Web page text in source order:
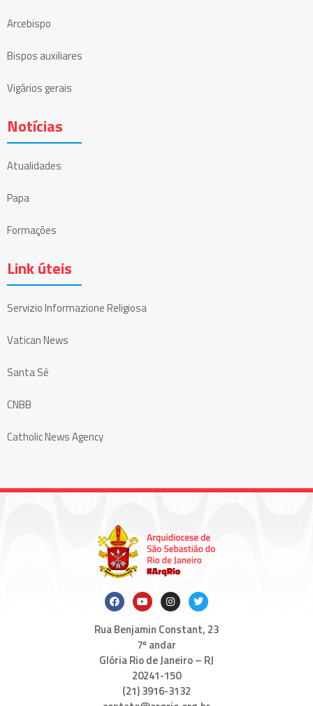
Arcebispo
Bispos auxiliares
Vigários gerais
Notícias
Atualidades
Papa
Formações
Link úteis
Servizio Informazione Religiosa
Vatican News
Santa Sé
CNBB
Catholic News Agency
Rua Benjamin Constant, 23
7º andar
Glória Rio de Janeiro – RJ
20241-150
(21) 3916-3132